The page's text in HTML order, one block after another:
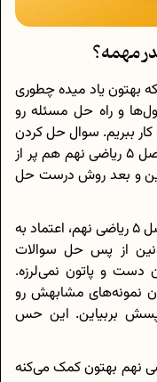
بهتون یاد میده چطوری
و راه حل مسئله رو
ببریم. سوال حل کردن
دقیقا همین مهارت رو بهتون یاد میده. فصل 5 ریاضی نهم هم پر از
و بعد روش درست حل
دلیل دوم اینه که با حل نمونه سوالات فصل 5 ریاضی نهم، اعتماد به‌
از پس حل سوالات
دست و پاتون نمی‌لرزه.
نمونه‌های مشابهش رو
بربیاین. این حس
نمونه سوالات فصل 5 ریاضی نهم بهتون کمک می‌کنه